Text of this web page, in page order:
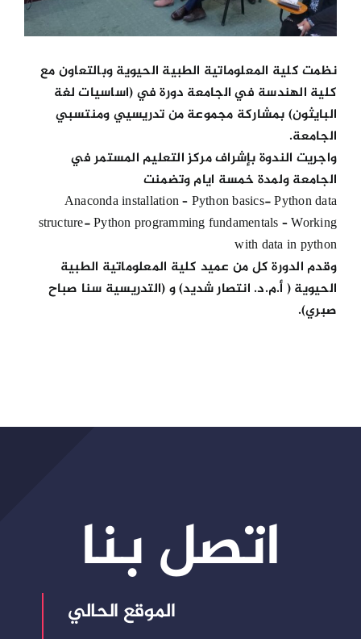
نظمت كلية المعلوماتية الطبية الحيوية وبالتعاون مع
كلية الهندسة في الجامعة دورة في (اساسيات لغة
البايثون) بمشاركة مجموعة من تدريسيي ومنتسبي
الجامعة.
واجريت الندوة بإشراف مركز التعليم المستمر في
الجامعة ولمدة خمسة ايام وتضمنت
Anaconda installation – Python basics- Python data
structure- Python programming fundamentals – Working
with data in python
وقدم الدورة كل من عميد كلية المعلوماتية الطبية
الحيوية ( أ.م.د. انتصار شديد) و (التدريسية سنا صباح
صبري).
اتصل بنا
الموقع الحالي